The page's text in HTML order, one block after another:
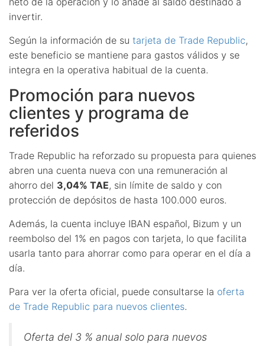
invertir.
Según la información de su tarjeta de Trade Republic,
este beneficio se mantiene para gastos válidos y se
integra en la operativa habitual de la cuenta.
Promoción para nuevos
clientes y programa de
referidos
Trade Republic ha reforzado su propuesta para quienes
abren una cuenta nueva con una remuneración al
ahorro del 3,04% TAE, sin límite de saldo y con
protección de depósitos de hasta 100.000 euros.
Además, la cuenta incluye IBAN español, Bizum y un
reembolso del 1% en pagos con tarjeta, lo que facilita
usarla tanto para ahorrar como para operar en el día a
día.
Para ver la oferta oficial, puede consultarse la oferta
de Trade Republic para nuevos clientes.
Oferta del 3 % anual solo para nuevos